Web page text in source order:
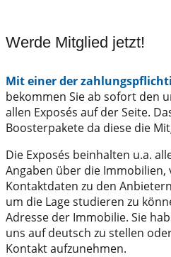
Werde Mitglied jetzt!
Mit einer der
bekommen Sie ab sofort den
allen Exposés auf der Seite.
Boosterpakete da diese die
Die Exposés beinhalten u.a.
Angaben über die Immobilien,
Kontaktdaten zu den
um die Lage studieren zu
Adresse der Immobilie. Sie
uns auf deutsch zu stellen
Kontakt aufzunehmen.